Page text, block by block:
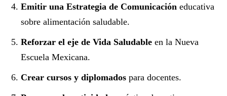
Emitir una Estrategia de Comunicación educativa
sobre alimentación saludable.
Reforzar el eje de Vida Saludable en la Nueva
Escuela Mexicana.
Crear cursos y diplomados para docentes.